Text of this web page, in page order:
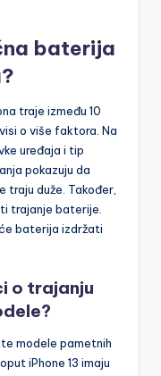
baterija
traje između 10
o više faktora. Na
uređaja i tip
pokazuju da
traju duže. Također,
trajanje baterije.
baterija izdržati
o trajanju
modele pametnih
iPhone 13 imaju